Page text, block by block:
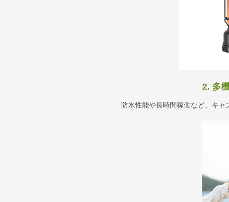
2. 多
防水性能や長時間稼働など、キ